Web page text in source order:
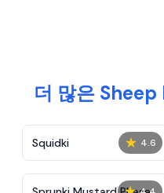
더 많은
★ 4.6
Squidki